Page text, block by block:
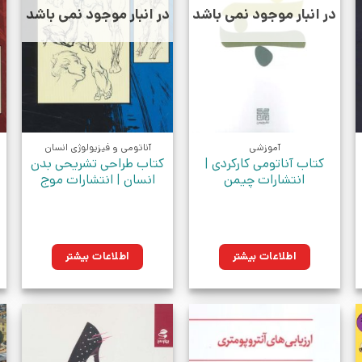
در انبار موجود نمی باشد
آموزشی
کتاب آناتومی کارکردی |
انتشارات چیمن
اطلاعات بیشتر
در انبار موجود نمی باشد
آناتومی و فیزیولوژی انسان
کتاب طراحی تشریحی بدن
انسان | انتشارات موج
اطلاعات بیشتر